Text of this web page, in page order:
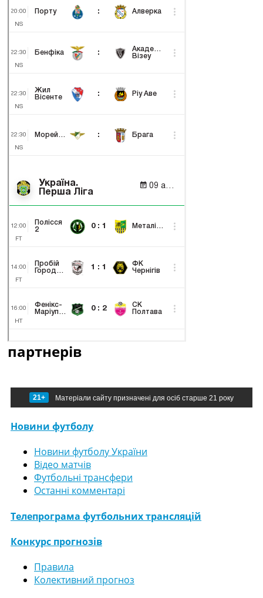
партнерів
21+ Матеріали сайту призначені для осіб старше 21 року
Новини футболу
Новини футболу України
Відео матчів
Футбольні трансфери
Останні комментарі
Телепрограма футбольних трансляцій
Конкурс прогнозів
Правила
Колективний прогноз